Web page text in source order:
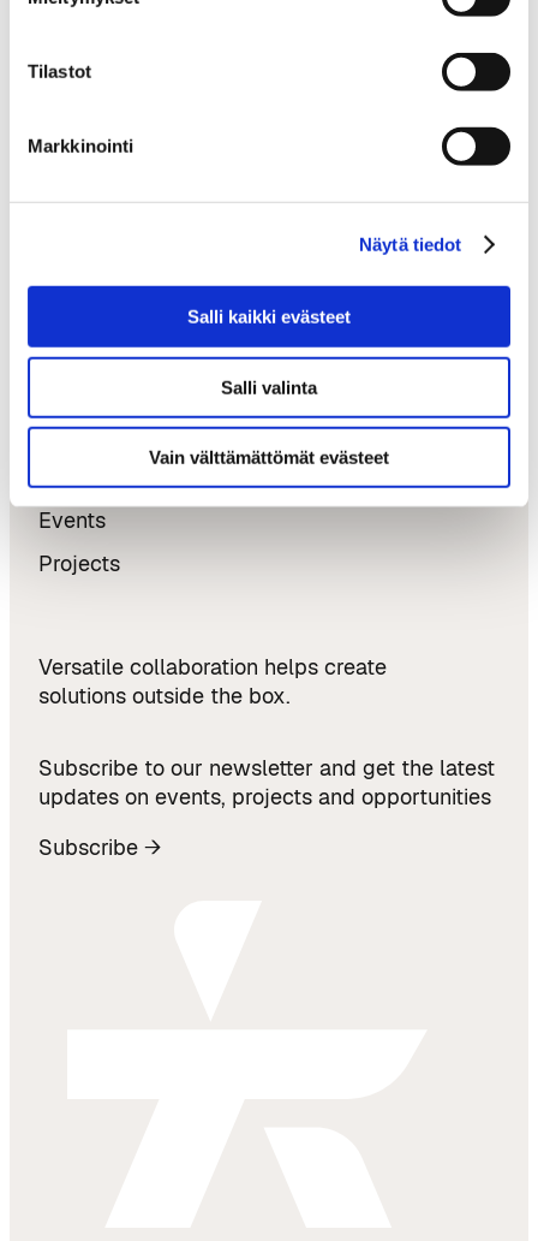
Tilastot
Markkinointi
Näytä tiedot
Salli kaikki evästeet
Salli valinta
Vain välttämättömät evästeet
GPT-Lab –
Tampere AI Research translated to Business
Tampere AI Events & Matchmaking – Over
and a Growing Talent pool
AI Champion – €20 Million to Bring agentic AI
Softlandia – From Tampere to Austin and
Back: Growth, Internationalisation, and New
Updates & Opportunities
Events
Projects
Versatile collaboration helps create
solutions outside the box.
Subscribe to our newsletter and get the latest
updates on events, projects and opportunities
Subscribe →